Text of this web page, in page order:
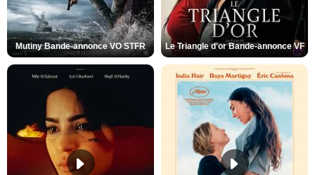
Mutiny Bande-annonce VO STFR Le Triangle d'or Bande-annonce VF